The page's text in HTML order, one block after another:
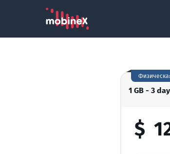
1 GB - 3
$